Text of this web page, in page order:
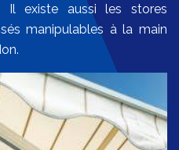
Il existe aussi les stores
manipulables à la main